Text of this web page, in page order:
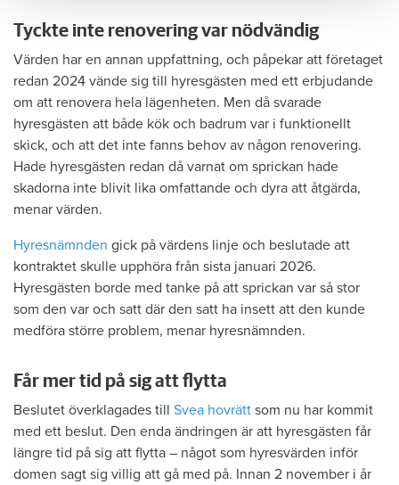
Tyckte inte renovering var nödvändig
Värden har en annan uppfattning, och påpekar att företaget
redan 2024 vände sig till hyresgästen med ett erbjudande
om att renovera hela lägenheten. Men då svarade
hyresgästen att både kök och badrum var i funktionellt
skick, och att det inte fanns behov av någon renovering.
Hade hyresgästen redan då varnat om sprickan hade
skadorna inte blivit lika omfattande och dyra att åtgärda,
menar värden.
Hyresnämnden gick på värdens linje och beslutade att
kontraktet skulle upphöra från sista januari 2026.
Hyresgästen borde med tanke på att sprickan var så stor
som den var och satt där den satt ha insett att den kunde
medföra större problem, menar hyresnämnden.
Får mer tid på sig att flytta
Beslutet överklagades till Svea hovrätt som nu har kommit
med ett beslut. Den enda ändringen är att hyresgästen får
längre tid på sig att flytta – något som hyresvärden inför
domen sagt sig villig att gå med på. Innan 2 november i år